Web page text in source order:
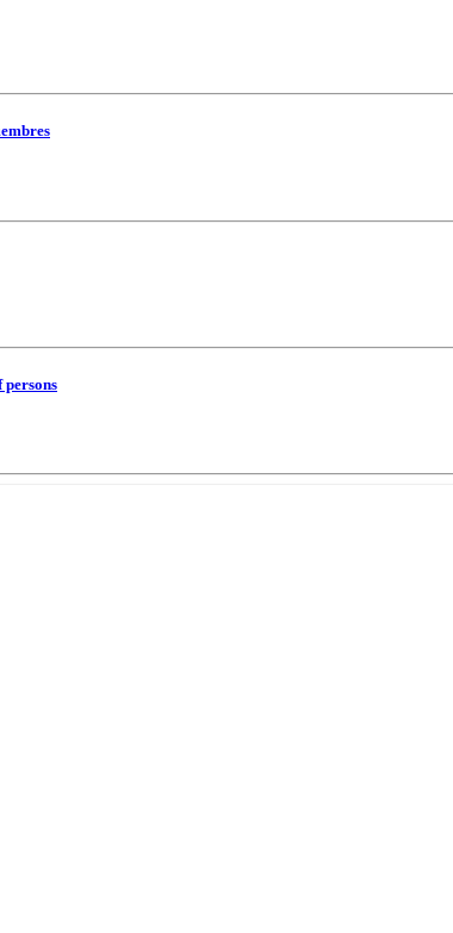
persons